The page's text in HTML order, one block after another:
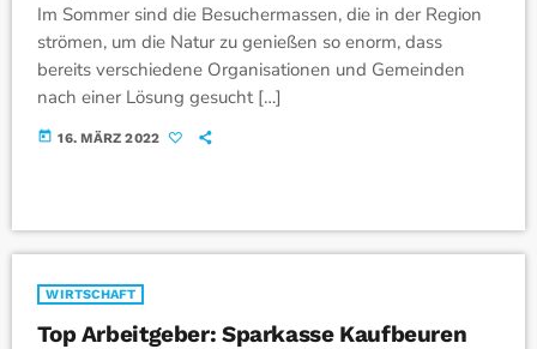
Im Sommer sind die Besuchermassen, die in der Region
strömen, um die Natur zu genießen so enorm, dass
bereits verschiedene Organisationen und Gemeinden
nach einer Lösung gesucht […]
today 16. MÄRZ 2022
WIRTSCHAFT
Top Arbeitgeber: Sparkasse Kaufbeuren